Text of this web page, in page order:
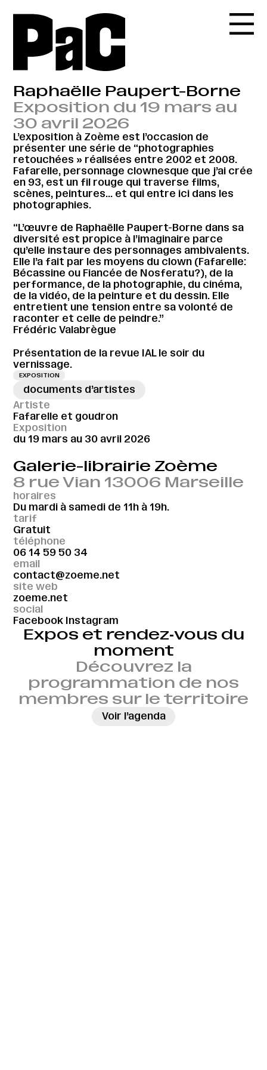
Raphaëlle Paupert-Borne
Exposition du 19 mars au
30 avril 2026
L’exposition à Zoème est l’occasion de
présenter une série de “photographies
retouchées » réalisées entre 2002 et 2008.
Fafarelle, personnage clownesque que j’ai crée
en 93, est un fil rouge qui traverse films,
scènes, peintures… et qui entre ici dans les
photographies.
“L’œuvre de Raphaëlle Paupert-Borne dans sa
diversité est propice à l’imaginaire parce
qu’elle instaure des personnages ambivalents.
Elle l’a fait par les moyens du clown (Fafarelle:
Bécassine ou Fiancée de Nosferatu?), de la
performance, de la photographie, du cinéma,
de la vidéo, de la peinture et du dessin. Elle
entretient une tension entre sa volonté de
raconter et celle de peindre.”
Frédéric Valabrègue
Présentation de la revue IAL le soir du
vernissage.
EXPOSITION
documents d’artistes
Artiste
Fafarelle et goudron
Exposition
du 19 mars au 30 avril 2026
Galerie-librairie Zoème
8 rue Vian 13006 Marseille
horaires
Du mardi à samedi de 11h à 19h.
tarif
Gratuit
téléphone
06 14 59 50 34
email
contact@zoeme.net
site web
zoeme.net
social
Facebook Instagram
Expos et rendez‑vous du
moment
Découvrez la
programmation de nos
membres sur le territoire
Voir l’agenda